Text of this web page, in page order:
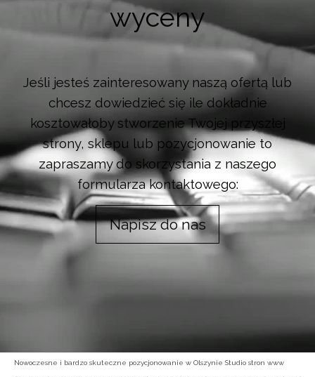
wyceny
Jeśli jesteś zainteresowany naszą ofertą lub
chcesz dowiedzieć się ile dokładnie
kosztowałoby stworzenie Twojej przyszłej
strony, sklepu lub pozycjonowanie to
zapraszamy do skorzystania z naszego
formularza kontaktowego:
Napisz do nas
Nowoczesne i bardzo skuteczne pozycjonowanie w Olszynie Studio stron www